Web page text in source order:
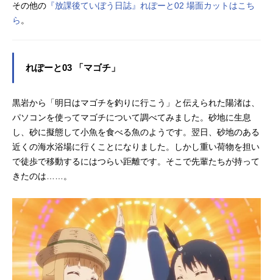
その他の 『放課後ていぼう日誌』れぽーと02 場面カットはこち
ら 。
れぽーと03 「マゴチ」
黒岩から「明日はマゴチを釣りに行こう」と伝えられた陽渚は、
パソコンを使ってマゴチについて調べてみました。砂地に生息
し、砂に擬態して小魚を食べる魚のようです。翌日、砂地のある
近くの海水浴場に行くことになりました。しかし重い荷物を担い
で徒歩で移動するにはつらい距離です。そこで先輩たちが持って
きたのは……。